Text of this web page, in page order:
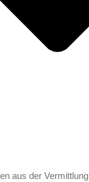
aus der Vermittlung